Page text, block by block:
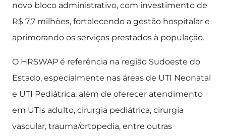
novo bloco administrativo, com investimento de
R$ 7,7 milhões, fortalecendo a gestão hospitalar e
aprimorando os serviços prestados à população.
O HRSWAP é referência na região Sudoeste do
Estado, especialmente nas áreas de UTI Neonatal
e UTI Pediátrica, além de oferecer atendimento
em UTIs adulto, cirurgia pediátrica, cirurgia
vascular, trauma/ortopedia, entre outras